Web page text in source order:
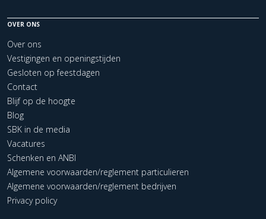
OVER ONS
Over ons
Vestigingen en openingstijden
Gesloten op feestdagen
Contact
Blijf op de hoogte
Blog
SBK in de media
Vacatures
Schenken en ANBI
Algemene voorwaarden/reglement particulieren
Algemene voorwaarden/reglement bedrijven
Privacy policy